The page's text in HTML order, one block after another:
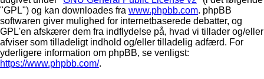
"GPL") og kan downloades fra www.phpbb.com. phpBB
softwaren giver mulighed for internetbaserede debatter, og
GPL'en afskærer dem fra indflydelse på, hvad vi tillader og/eller
afviser som tilladeligt indhold og/eller tilladelig adfærd. For
yderligere information om phpBB, se venligst:
https://www.phpbb.com/.